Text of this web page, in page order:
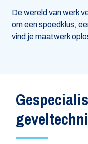
De wereld van werk
om een spoedklus,
vind je maatwerk